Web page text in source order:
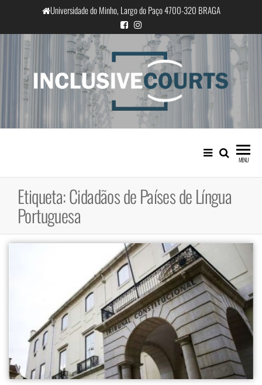
o
conteúdo
Universidade do Minho, Largo do Paço 4700-320 BRAGA
InclusiveCourts
Igualdade e diferença cultural na
prática judicial portuguesa
MENU
Etiqueta:Cidadãos de Países de Língua
Portuguesa